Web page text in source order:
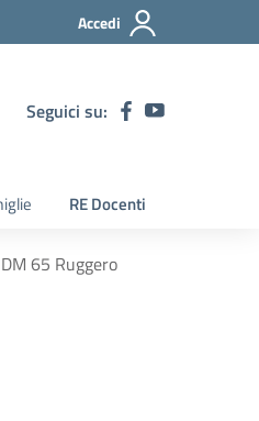
Accedi
Seguici su:
RE Docenti
65 Ruggero